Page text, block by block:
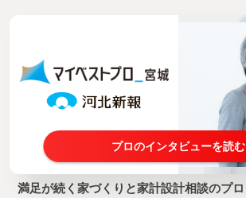
プロのインタビューを読む
満足が続く家づくりと家計設計相談のプロ